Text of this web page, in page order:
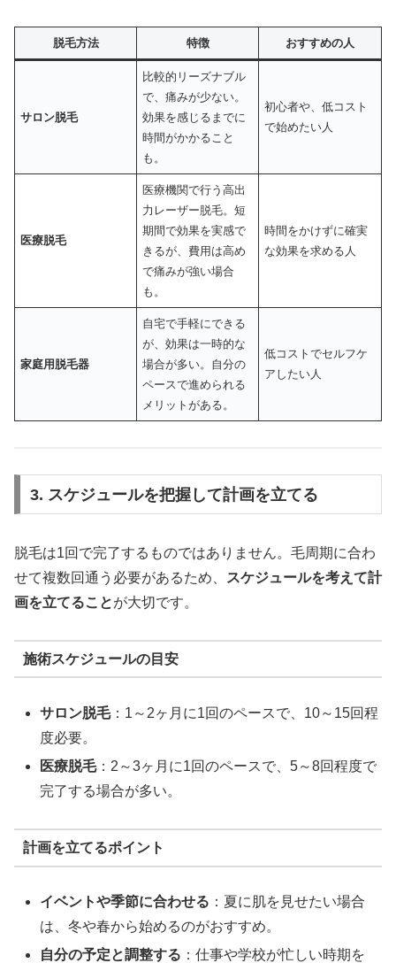
脱毛方法 特徴 おすすめの人
サロン脱毛
比較的リーズナブル
で、痛みが少ない。
効果を感じるまでに
時間がかかること
も。
初心者や、低コスト
で始めたい人
医療脱毛
医療機関で行う高出
力レーザー脱毛。短
期間で効果を実感で
きるが、費用は高め
で痛みが強い場合
も。
時間をかけずに確実
な効果を求める人
家庭用脱毛器
自宅で手軽にできる
が、効果は一時的な
場合が多い。自分の
ペースで進められる
メリットがある。
低コストでセルフケ
アしたい人
3. スケジュールを把握して計画を立てる
脱毛は1回で完了するものではありません。毛周期に合わ
せて複数回通う必要があるため、
スケジュールを考えて計
画を立てることが大切です。
施術スケジュールの目安
サロン脱毛：1～2ヶ月に1回のペースで、10～15回程
度必要。
医療脱毛：2～3ヶ月に1回のペースで、5～8回程度で
完了する場合が多い。
計画を立てるポイント
イベントや季節に合わせる ：夏に肌を見せたい場合
は、冬や春から始めるのがおすすめ。
自分の予定と調整する ：仕事や学校が忙しい時期を